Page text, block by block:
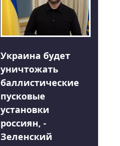
Украина будет
уничтожать
баллистические
пусковые
установки
россиян, -
Зеленский